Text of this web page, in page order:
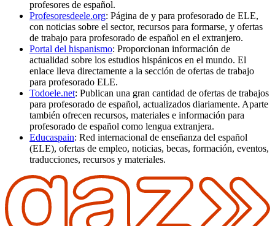
profesores de español.
Profesoresdeele.org: Página de y para profesorado de ELE,
con noticias sobre el sector, recursos para formarse, y ofertas
de trabajo para profesorado de español en el extranjero.
Portal del hispanismo: Proporcionan información de
actualidad sobre los estudios hispánicos en el mundo. El
enlace lleva directamente a la sección de ofertas de trabajo
para profesorado ELE.
Todoele.net: Publican una gran cantidad de ofertas de trabajos
para profesorado de español, actualizados diariamente. Aparte
también ofrecen recursos, materiales e información para
profesorado de español como lengua extranjera.
Educaspain: Red internacional de enseñanza del español
(ELE), ofertas de empleo, noticias, becas, formación, eventos,
traducciones, recursos y materiales.